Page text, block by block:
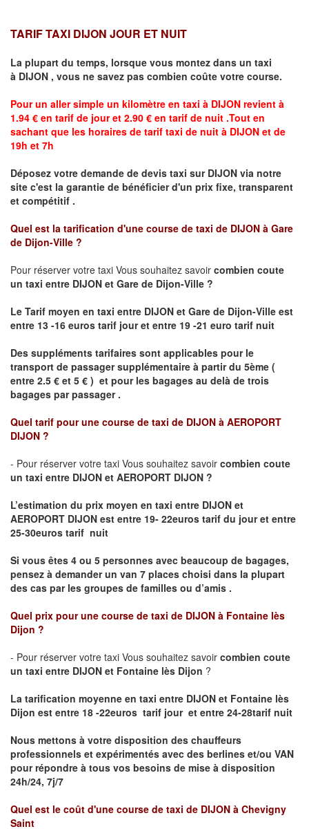
TARIF TAXI DIJON JOUR ET NUIT
La plupart du temps, lorsque vous montez dans un taxi
à DIJON , vous ne savez pas combien coûte votre course.
Pour un aller simple un kilomètre en taxi à DIJON revient à
1.94 € en tarif de jour et 2.90 € en tarif de nuit .Tout en
sachant que les horaires de tarif taxi de nuit à DIJON et de
19h et 7h
Déposez votre demande de devis taxi sur DIJON via notre
site c'est la garantie de bénéficier d'un prix fixe, transparent
et compétitif .
Quel est la tarification d'une course de taxi de DIJON à Gare
de Dijon-Ville ?
Pour réserver votre taxi Vous souhaitez savoir combien coute
un taxi entre DIJON et Gare de Dijon-Ville ?
Le Tarif moyen en taxi entre DIJON et Gare de Dijon-Ville est
entre 13 -16 euros tarif jour et entre 19 -21 euro tarif nuit
Des suppléments tarifaires sont applicables pour le
transport de passager supplémentaire à partir du 5ème (
entre 2.5 € et 5 € ) et pour les bagages au delà de trois
bagages par passager .
Quel tarif pour une course de taxi de DIJON à AEROPORT
DIJON ?
- Pour réserver votre taxi Vous souhaitez savoir combien coute
un taxi entre DIJON et AEROPORT DIJON ?
L’estimation du prix moyen en taxi entre DIJON et
AEROPORT DIJON est entre 19- 22euros tarif du jour et entre
25-30euros tarif nuit
Si vous êtes 4 ou 5 personnes avec beaucoup de bagages,
pensez à demander un van 7 places choisi dans la plupart
des cas par les groupes de familles ou d’amis .
Quel prix pour une course de taxi de DIJON à Fontaine lès
Dijon ?
- Pour réserver votre taxi Vous souhaitez savoir combien coute
un taxi entre DIJON et Fontaine lès Dijon ?
La tarification moyenne en taxi entre DIJON et Fontaine lès
Dijon est entre 18 -22euros tarif jour et entre 24-28tarif nuit
Nous mettons à votre disposition des chauffeurs
professionnels et expérimentés avec des berlines et/ou VAN
pour répondre à tous vos besoins de mise à disposition
24h/24, 7j/7
Quel est le coût d'une course de taxi de DIJON à Chevigny
Saint